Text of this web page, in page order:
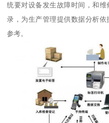
统要对设备发生故障时间，和
录，为生产管理提供数据分析
参考。